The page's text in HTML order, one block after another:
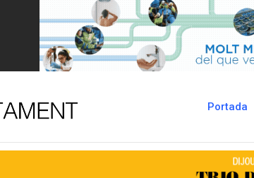
Portada
modifica el cartipàs municipal després de la renúncia